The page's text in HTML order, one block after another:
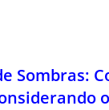
Sombras: